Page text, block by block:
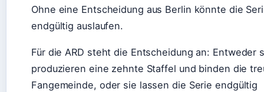
Ohne eine Entscheidung aus Berlin könnte die
endgültig auslaufen.
Für die ARD steht die Entscheidung an: Entweder
produzieren eine zehnte Staffel und binden die
Fangemeinde, oder sie lassen die Serie endgültig